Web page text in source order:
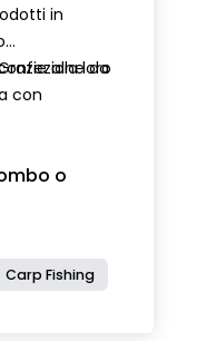
in
alla loro
con
resistenti.
Disponibili
da
o
Carp Fishing